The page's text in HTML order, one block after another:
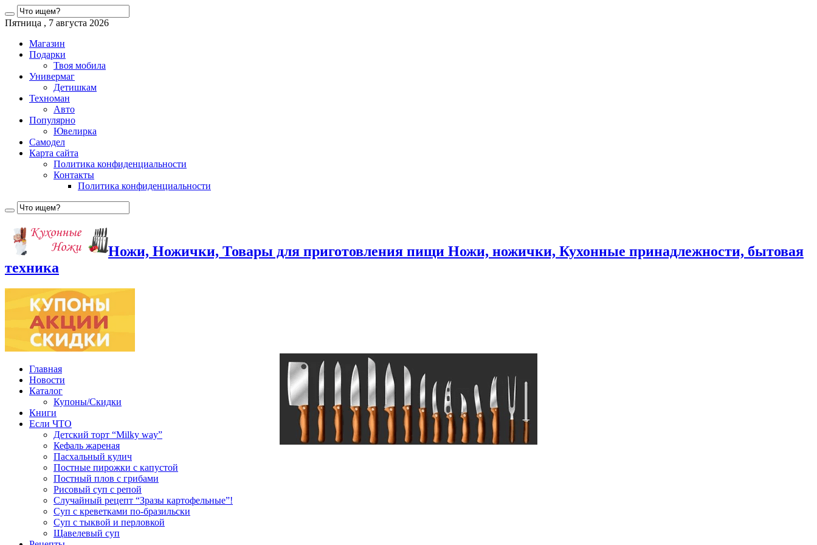
Пятница , 7 августа 2026
Магазин
Подарки
Твоя мобила
Универмаг
Детишкам
Техноман
Авто
Популярно
Ювелирка
Самодел
Карта сайта
Политика конфиденциальности
Контакты
Политика конфиденциальности
Ножи, Ножички, Товары для приготовления пищи Ножи, ножички, Кухонные принадлежности, бытовая
техника
Главная
Новости
Каталог
Купоны/Скидки
Книги
Если ЧТО
Детский торт “Milky way”
Кефаль жареная
Пасхальный кулич
Постные пирожки с капустой
Постный плов с грибами
Рисовый суп с репой
Случайный рецепт “Зразы картофельные”!
Суп с креветками по-бразильски
Суп с тыквой и перловкой
Щавелевый суп